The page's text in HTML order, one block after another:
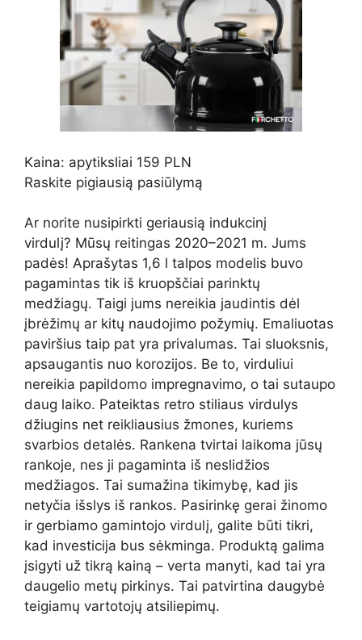
Kaina: apytiksliai 159 PLN
Raskite pigiausią pasiūlymą
Ar norite nusipirkti geriausią indukcinį
virdulį? Mūsų reitingas 2020–2021 m. Jums
padės! Aprašytas 1,6 l talpos modelis buvo
pagamintas tik iš kruopščiai parinktų
medžiagų. Taigi jums nereikia jaudintis dėl
įbrėžimų ar kitų naudojimo požymių. Emaliuotas
paviršius taip pat yra privalumas. Tai sluoksnis,
apsaugantis nuo korozijos. Be to, virduliui
nereikia papildomo impregnavimo, o tai sutaupo
daug laiko. Pateiktas retro stiliaus virdulys
džiugins net reikliausius žmones, kuriems
svarbios detalės. Rankena tvirtai laikoma jūsų
rankoje, nes ji pagaminta iš neslidžios
medžiagos. Tai sumažina tikimybę, kad jis
netyčia išslys iš rankos. Pasirinkę gerai žinomo
ir gerbiamo gamintojo virdulį, galite būti tikri,
kad investicija bus sėkminga. Produktą galima
įsigyti už tikrą kainą – verta manyti, kad tai yra
daugelio metų pirkinys. Tai patvirtina daugybė
teigiamų vartotojų atsiliepimų.